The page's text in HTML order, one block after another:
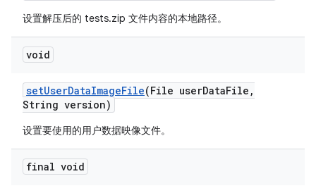
设置解压后的 tests.zip 文件内容的本地路径。
void
setUserDataImageFile(File userDataFile ,
String version)
设置要使用的用户数据映像文件。
final void